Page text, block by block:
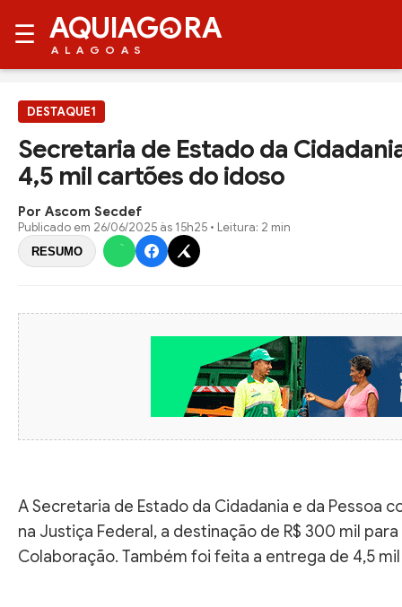
☰ AQUIAG RA
ALAGOAS
DESTAQUE1
Secretaria de Estado da
4,5 mil cartões do idoso
Por Ascom Secdef
Publicado em 26/06/2025 às 15h25 • Leitura: 2 min
RESUMO
A Secretaria de Estado da Cidadania e da Pessoa
na Justiça Federal, a destinação de R$ 300 mil
Colaboração. Também foi feita a entrega de 4,5